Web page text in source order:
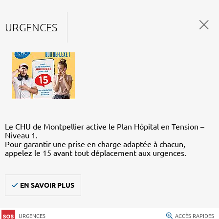
URGENCES
Le CHU de Montpellier active le Plan Hôpital en Tension –
Niveau 1.
Pour garantir une prise en charge adaptée à chacun,
appelez le 15 avant tout déplacement aux urgences.
EN SAVOIR PLUS
URGENCES ACCÈS RAPIDES